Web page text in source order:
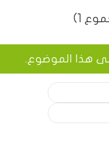
1)
هذا الموضوع.